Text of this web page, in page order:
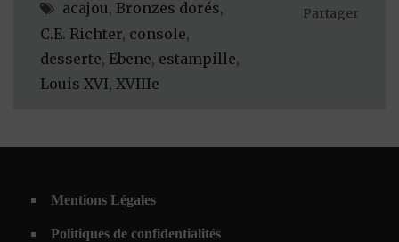
acajou, Bronzes dorés,
C.E. Richter, console,
desserte, Ebene, estampille,
Louis XVI, XVIIIe
Partager
Mentions Légales
Politiques de confidentialités